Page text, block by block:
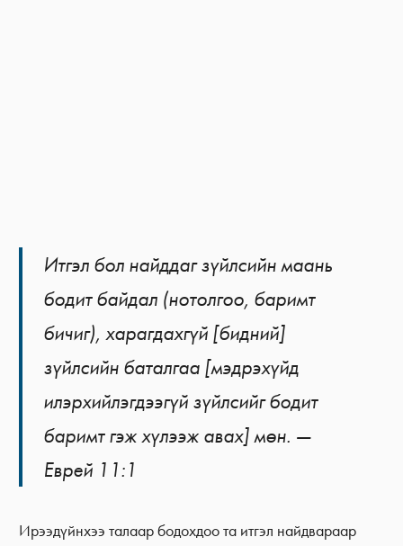
Итгэл бол найддаг зүйлсийн маань
бодит байдал (нотолгоо, баримт
бичиг), харагдахгүй [бидний]
зүйлсийн баталгаа [мэдрэхүйд
илэрхийлэгдээгүй зүйлсийг бодит
баримт гэж хүлээж авах] мөн. —
Еврей 11:1
Ирээдүйнхээ талаар бодохдоо та итгэл найдвараар